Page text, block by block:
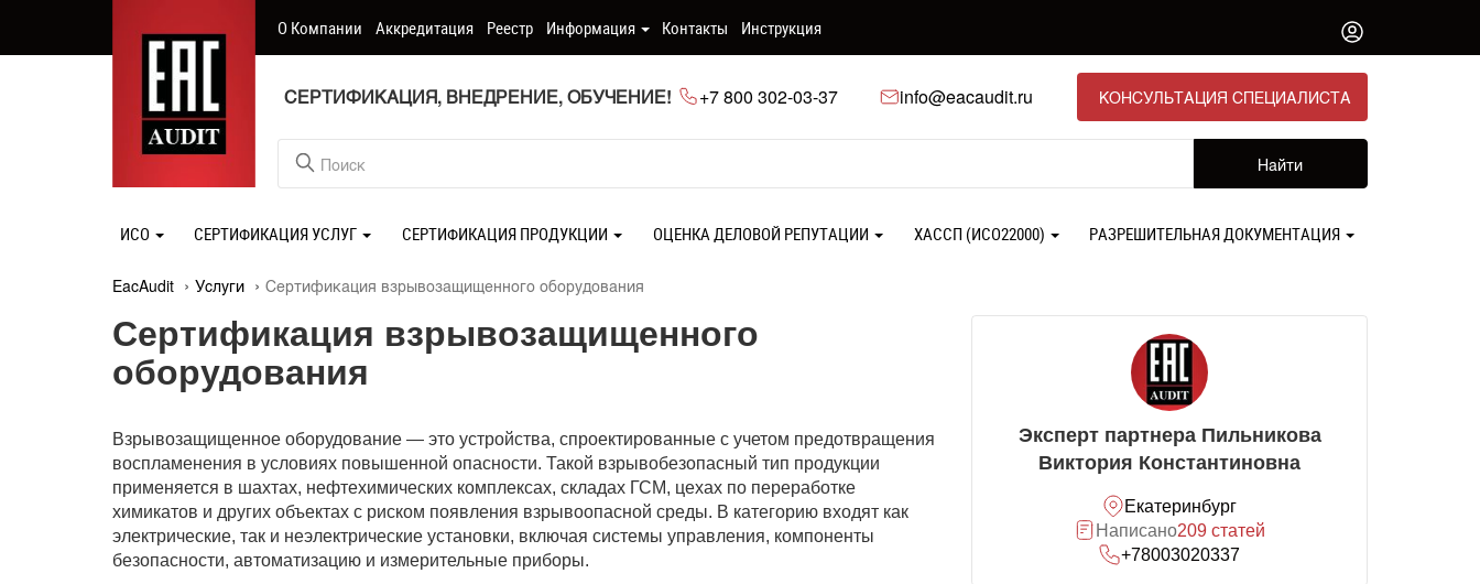
О Компании Аккредитация Реестр Информация Контакты Инструкция
СЕРТИФИКАЦИЯ, ВНЕДРЕНИЕ, ОБУЧЕНИЕ! +7 800 302-03-37 info@eacaudit.ru КОНСУЛЬТАЦИЯ СПЕЦИАЛИСТА
Найти
ИСО СЕРТИФИКАЦИЯ УСЛУГ СЕРТИФИКАЦИЯ ПРОДУКЦИИ ОЦЕНКА ДЕЛОВОЙ РЕПУТАЦИИ ХАССП (ИСО22000) РАЗРЕШИТЕЛЬНАЯ ДОКУМЕНТАЦИЯ
EacAudit Услуги Сертификация взрывозащищенного оборудования
Сертификация взрывозащищенного
оборудования
Взрывозащищенное оборудование — это устройства, спроектированные с учетом предотвращения
воспламенения в условиях повышенной опасности. Такой взрывобезопасный тип продукции
применяется в шахтах, нефтехимических комплексах, складах ГСМ, цехах по переработке
химикатов и других объектах с риском появления взрывоопасной среды. В категорию входят как
электрические, так и неэлектрические установки, включая системы управления, компоненты
безопасности, автоматизацию и измерительные приборы.
Эксперт партнера Пильникова
Виктория Константиновна
Екатеринбург
Написано209 статей
+78003020337